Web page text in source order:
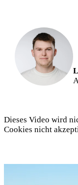
Dieses Video wird
Cookies nicht